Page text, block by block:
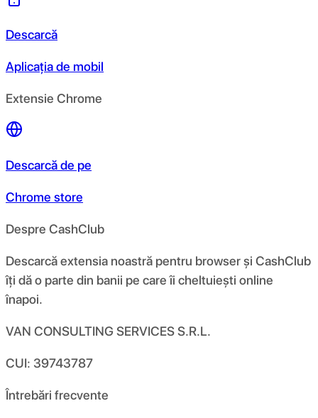
Descarcă
Aplicația de mobil
Extensie Chrome
Descarcă de pe
Chrome store
Despre CashClub
Descarcă extensia noastră pentru browser și CashClub
îți dă o parte din banii pe care îi cheltuiești online
înapoi.
VAN CONSULTING SERVICES S.R.L.
CUI: 39743787
Întrebări frecvente